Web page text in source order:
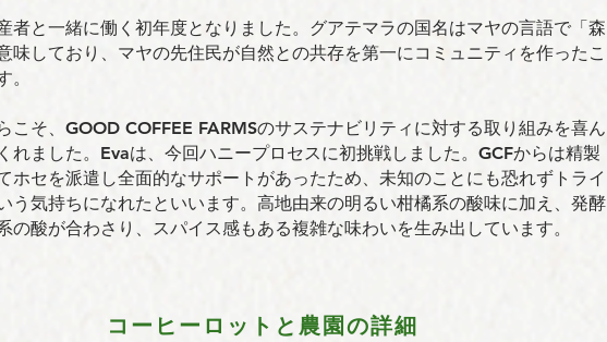
者と一緒に働く初年度となりました。グアテマラの国名はマヤの言語で「森
味しており、マヤの先住民が自然との共存を第一にコミュニティを作ったこ
。
こそ、GOOD COFFEE FARMSのサステナビリティに対する取り組みを喜ん
れました。Evaは、今回ハニープロセスに初挑戦しました。GCFからは精製
ホセを派遣し全面的なサポートがあったため、未知のことにも恐れずトライ
う気持ちになれたといいます。高地由来の明るい柑橘系の酸味に加え、発酵
の酸が合わさり、スパイス感もある複雑な味わいを生み出しています。
コーヒーロットと農園の詳細